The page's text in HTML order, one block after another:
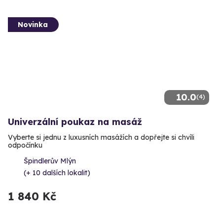
10.0(4)
Novinka
Univerzální poukaz na masáž
Vyberte si jednu z luxusních masážích a dopřejte si chvíli
odpočínku
Špindlerův Mlýn
(+ 10 dalších lokalit)
1 840 Kč